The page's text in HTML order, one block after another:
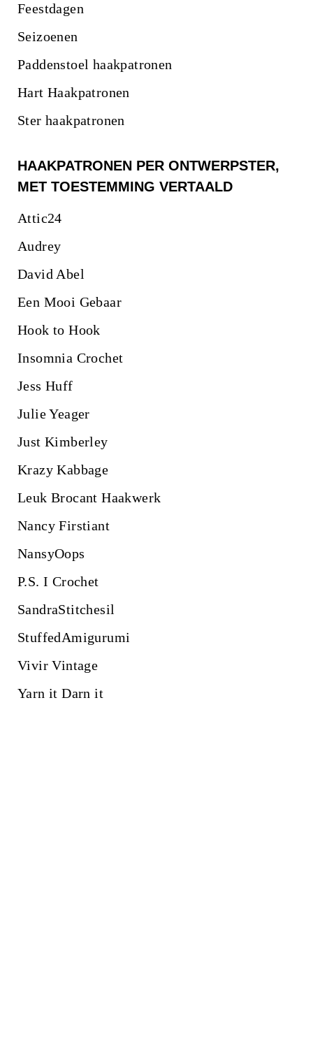
Feestdagen
Seizoenen
Paddenstoel haakpatronen
Hart Haakpatronen
Ster haakpatronen
HAAKPATRONEN PER ONTWERPSTER,
MET TOESTEMMING VERTAALD
Attic24
Audrey
David Abel
Een Mooi Gebaar
Hook to Hook
Insomnia Crochet
Jess Huff
Julie Yeager
Just Kimberley
Krazy Kabbage
Leuk Brocant Haakwerk
Nancy Firstiant
NansyOops
P.S. I Crochet
SandraStitchesil
StuffedAmigurumi
Vivir Vintage
Yarn it Darn it